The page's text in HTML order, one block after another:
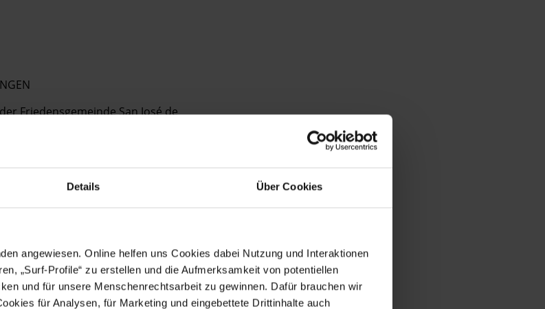
Details Über Cookies
angewiesen. Online helfen uns Cookies dabei Nutzung und Interaktionen
„Surf-Profile“ zu erstellen und die Aufmerksamkeit von potentiellen
und für unsere Menschenrechtsarbeit zu gewinnen. Dafür brauchen wir
für Analysen, für Marketing und eingebettete Drittinhalte auch
Friedensgemeinde San José de
die Drohungen und die Präsenz der
Ergebnisse zu veröffentlichen und die
hat, nicht in bewaffnete
gilt auch für die Bewohner_innen der
der Friedensgemeinde lebenden
paramilitärische Gruppen aufzulösen